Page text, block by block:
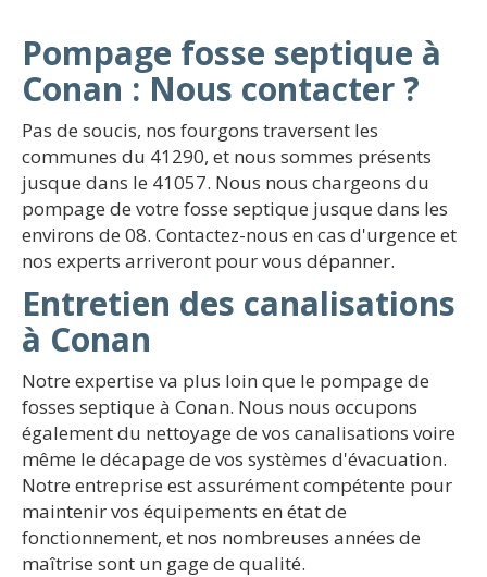
Pompage fosse septique à
Conan : Nous contacter ?
Pas de soucis, nos fourgons traversent les
communes du 41290, et nous sommes présents
jusque dans le 41057. Nous nous chargeons du
pompage de votre fosse septique jusque dans les
environs de 08. Contactez-nous en cas d'urgence et
nos experts arriveront pour vous dépanner.
Entretien des canalisations
à Conan
Notre expertise va plus loin que le pompage de
fosses septique à Conan. Nous nous occupons
également du nettoyage de vos canalisations voire
même le décapage de vos systèmes d'évacuation.
Notre entreprise est assurément compétente pour
maintenir vos équipements en état de
fonctionnement, et nos nombreuses années de
maîtrise sont un gage de qualité.